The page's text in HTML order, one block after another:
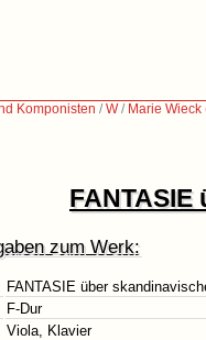
Komponisten /W/ Marie
zum Werk:
FANTASIE über
F-Dur
Viola, Klavier